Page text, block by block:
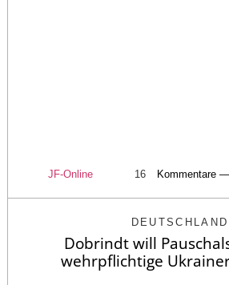
JF-Online 16 Kommentare
DEUTSCHLAND
Dobrindt will
wehrpflichtige